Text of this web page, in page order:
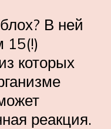
В ней
15(!)
которых
реакция.